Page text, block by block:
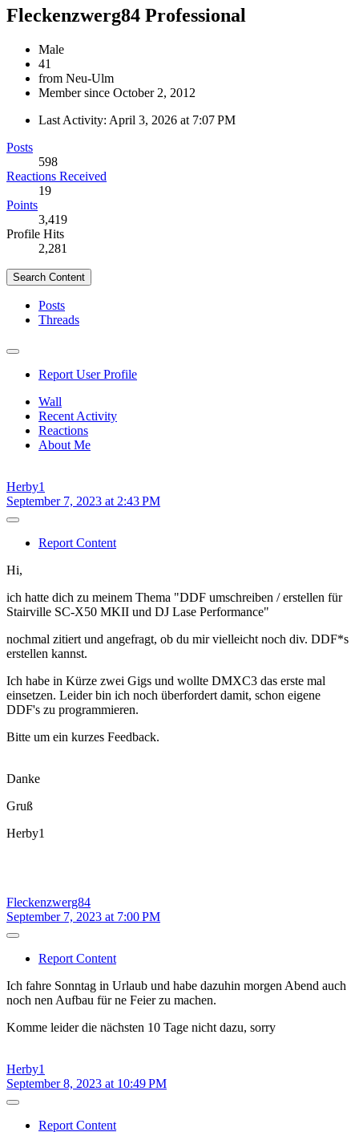
Fleckenzwerg84 Professional
Male
41
from Neu-Ulm
Member since October 2, 2012
Last Activity: April 3, 2026 at 7:07 PM
Posts
598
Reactions Received
19
Points
3,419
Profile Hits
2,281
Search Content
Posts
Threads
Report User Profile
Wall
Recent Activity
Reactions
About Me
Herby1
September 7, 2023 at 2:43 PM
Report Content
Hi,
ich hatte dich zu meinem Thema "DDF umschreiben / erstellen für
Stairville SC-X50 MKII und DJ Lase Performance"
nochmal zitiert und angefragt, ob du mir vielleicht noch div. DDF*s
erstellen kannst.
Ich habe in Kürze zwei Gigs und wollte DMXC3 das erste mal
einsetzen. Leider bin ich noch überfordert damit, schon eigene
DDF's zu programmieren.
Bitte um ein kurzes Feedback.
Danke
Gruß
Herby1
Fleckenzwerg84
September 7, 2023 at 7:00 PM
Report Content
Ich fahre Sonntag in Urlaub und habe dazuhin morgen Abend auch
noch nen Aufbau für ne Feier zu machen.
Komme leider die nächsten 10 Tage nicht dazu, sorry
Herby1
September 8, 2023 at 10:49 PM
Report Content